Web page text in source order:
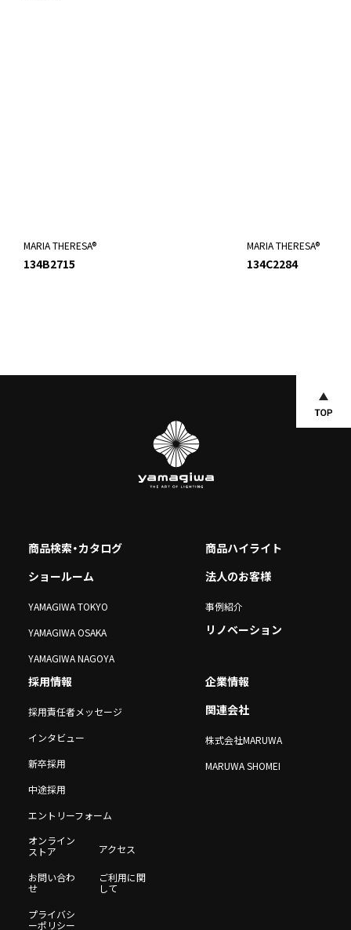
MARIA THERESA®
134B2715
MARIA THERESA®
134C2284
商品検索・カタログ
商品ハイライト
ショールーム
YAMAGIWA TOKYO
YAMAGIWA OSAKA
YAMAGIWA NAGOYA
法人のお客様
事例紹介
リノベーション
採用情報
採用責任者メッセージ
インタビュー
新卒採用
中途採用
エントリーフォーム
企業情報
関連会社
株式会社MARUWA
MARUWA SHOMEI
オンライン
ストア
アクセス
お問い合わ
せ
ご利用に関
して
プライバシ
ーポリシー